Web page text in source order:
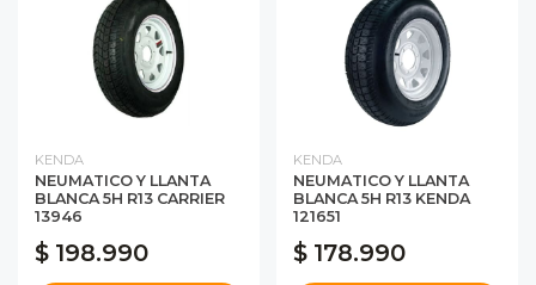
KENDA
NEUMATICO Y LLANTA
BLANCA 5H R13 CARRIER
13946
$ 198.990
KENDA
NEUMATICO Y LLANTA
BLANCA 5H R13 KENDA
121651
$ 178.990